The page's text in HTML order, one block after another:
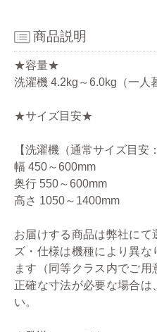
商品説明
★容量★
洗濯機 4.2kg～6.0kg（一人
★サイズ目安★
【洗濯機（通常サイズ目安
幅 450～600mm
奥行 550～600mm
高さ 1050～1400mm
お届けする商品は弊社にて
ズ・仕様は機種により異な
ます（同等クラス内でご
正確な寸法が必要な場合は
い。